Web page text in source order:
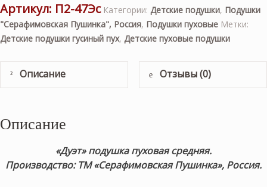
Артикул: П2-47Эс Категории: Детские подушки, Подушки
"Серафимовская Пушинка", Россия, Подушки пуховые Метки:
Детские подушки гусиный пух, Детские пуховые подушки
Описание Отзывы (0)
Описание
«Дуэт» подушка пуховая средняя.
Производство: ТМ «Серафимовская Пушинка», Россия.